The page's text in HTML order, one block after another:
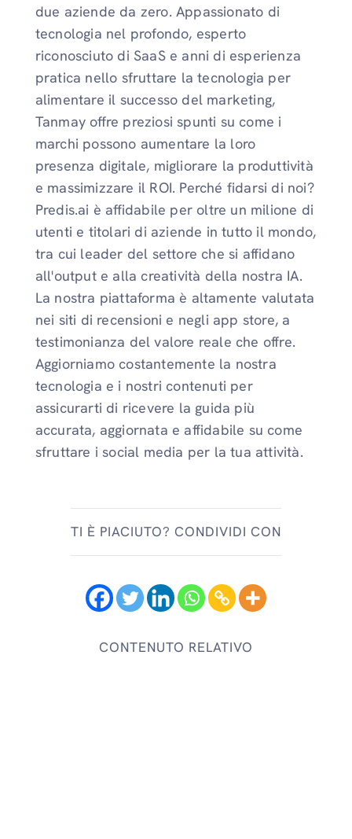
due aziende da zero. Appassionato di
tecnologia nel profondo, esperto
riconosciuto di SaaS e anni di esperienza
pratica nello sfruttare la tecnologia per
alimentare il successo del marketing,
Tanmay offre preziosi spunti su come i
marchi possono aumentare la loro
presenza digitale, migliorare la produttività
e massimizzare il ROI. Perché fidarsi di noi?
Predis.ai è affidabile per oltre un milione di
utenti e titolari di aziende in tutto il mondo,
tra cui leader del settore che si affidano
all'output e alla creatività della nostra IA.
La nostra piattaforma è altamente valutata
nei siti di recensioni e negli app store, a
testimonianza del valore reale che offre.
Aggiorniamo costantemente la nostra
tecnologia e i nostri contenuti per
assicurarti di ricevere la guida più
accurata, aggiornata e affidabile su come
sfruttare i social media per la tua attività.
TI È PIACIUTO? CONDIVIDI CON
CONTENUTO RELATIVO